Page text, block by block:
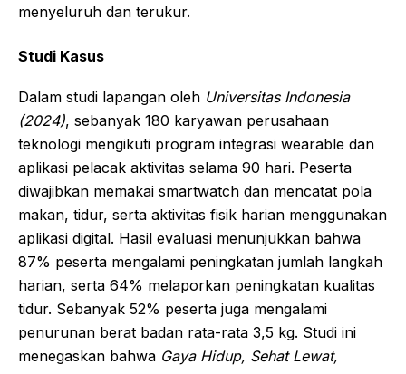
menyeluruh dan terukur.
Studi Kasus
Dalam studi lapangan oleh Universitas Indonesia
(2024), sebanyak 180 karyawan perusahaan
teknologi mengikuti program integrasi wearable dan
aplikasi pelacak aktivitas selama 90 hari. Peserta
diwajibkan memakai smartwatch dan mencatat pola
makan, tidur, serta aktivitas fisik harian menggunakan
aplikasi digital. Hasil evaluasi menunjukkan bahwa
87% peserta mengalami peningkatan jumlah langkah
harian, serta 64% melaporkan peningkatan kualitas
tidur. Sebanyak 52% peserta juga mengalami
penurunan berat badan rata-rata 3,5 kg. Studi ini
menegaskan bahwa Gaya Hidup, Sehat Lewat,